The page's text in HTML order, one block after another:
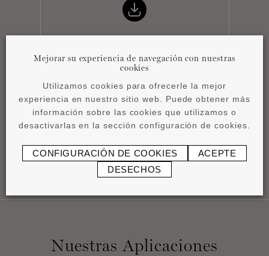
Instrucciones de
instalación
pdf 1,17 MB
Nuestras Aplicaciones
Mejorar su experiencia de navegación con nuestras
cookies
Utilizamos cookies para ofrecerle la mejor
experiencia en nuestro sitio web. Puede obtener más
información sobre las cookies que utilizamos o
desactivarlas en la sección configuración de cookies.
CONFIGURACIÓN DE COOKIES
ACEPTE
DESECHOS